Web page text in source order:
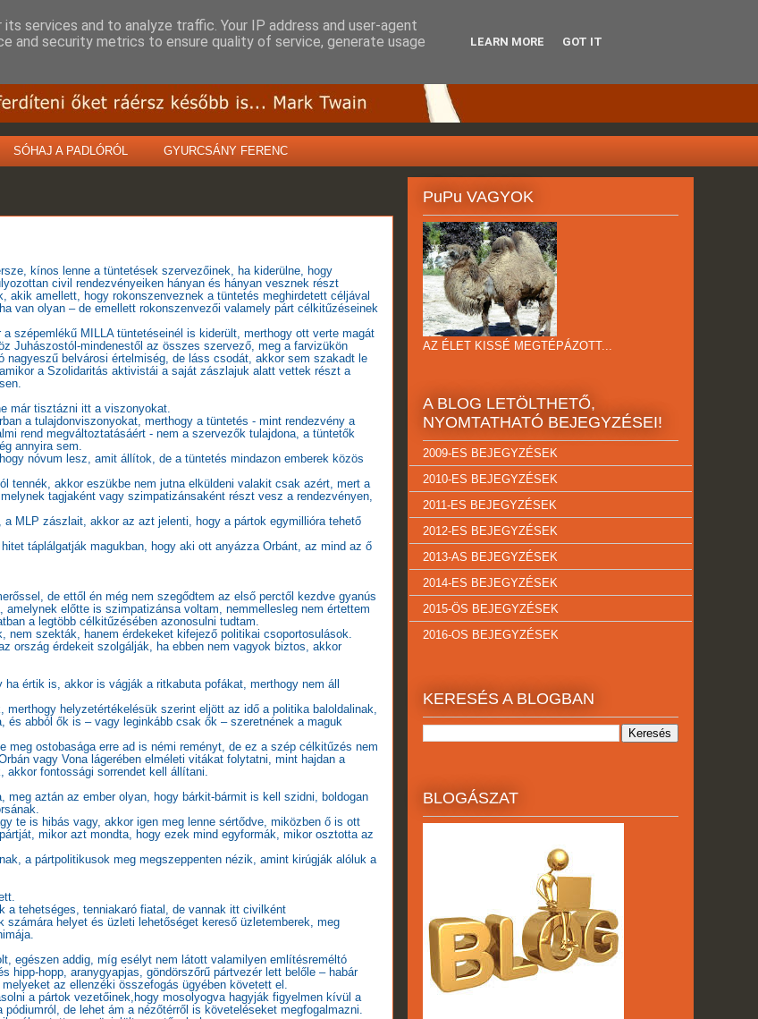
SÓHAJ A PADLÓRÓL GYURCSÁNY FERENC
kínos lenne a tüntetések szervezőinek, ha kiderülne, hogy
civil rendezvényeiken hányan és hányan vesznek részt
akik amellett, hogy rokonszenveznek a tüntetés meghirdetett céljával
van olyan – de emellett rokonszenvezői valamely párt célkitűzéseinek
a szépemlékű MILLA tüntetéseinél is kiderült, merthogy ott verte magát
Juhászostól-mindenestől az összes szervező, meg a farvizükön
nagyeszű belvárosi értelmiség, de láss csodát, akkor sem szakadt le
a Szolidaritás aktivistái a saját zászlajuk alatt vettek részt a
már tisztázni itt a viszonyokat.
a tulajdonviszonyokat, merthogy a tüntetés - mint rendezvény a
rend megváltoztatásáért - nem a szervezők tulajdona, a tüntetők
annyira sem.
nóvum lesz, amit állítok, de a tüntetés mindazon emberek közös
tennék, akkor eszükbe nem jutna elküldeni valakit csak azért, mert a
tagjaként vagy szimpatizánsaként részt vesz a rendezvényen,
MLP zászlait, akkor az azt jelenti, hogy a pártok egymillióra tehető
táplálgatják magukban, hogy aki ott anyázza Orbánt, az mind az ő
de ettől én még nem szegődtem az első perctől kezdve gyanús
előtte is szimpatizánsa voltam, nemmellesleg nem értettem
a legtöbb célkitűzésében azonosulni tudtam.
szekták, hanem érdekeket kifejező politikai csoportosulások.
ország érdekeit szolgálják, ha ebben nem vagyok biztos, akkor
értik is, akkor is vágják a ritkabuta pofákat, merthogy nem áll
helyzetértékelésük szerint eljött az idő a politika baloldalinak,
abból ők is – vagy leginkább csak ők – szeretnének a maguk
ostobasága erre ad is némi reményt, de ez a szép célkitűzés nem
vagy Vona lágerében elméleti vitákat folytatni, mint hajdan a
fontossági sorrendet kell állítani.
aztán az ember olyan, hogy bárkit-bármit is kell szidni, boldogan
te is hibás vagy, akkor igen meg lenne sértődve, miközben ő is ott
mikor azt mondta, hogy ezek mind egyformák, mikor osztotta az
a pártpolitikusok meg megszeppenten nézik, amint kirúgják alóluk a
a tehetséges, tenniakaró fiatal, de vannak itt civilként
helyet és üzleti lehetőséget kereső üzletemberek, meg
egészen addig, míg esélyt nem látott valamilyen említésreméltó
hopp, aranygyapjas, göndörszőrű pártvezér lett belőle – habár
az ellenzéki összefogás ügyében követett el.
a pártok vezetőinek,hogy mosolyogva hagyják figyelmen kívül a
de lehet ám a nézőtérről is követeléseket megfogalmazni.
PuPu VAGYOK
AZ ÉLET KISSÉ MEGTÉPÁZOTT...
A BLOG LETÖLTHETŐ,
NYOMTATHATÓ BEJEGYZÉSEI!
2009-ES BEJEGYZÉSEK
2010-ES BEJEGYZÉSEK
2011-ES BEJEGYZÉSEK
2012-ES BEJEGYZÉSEK
2013-AS BEJEGYZÉSEK
2014-ES BEJEGYZÉSEK
2015-ÖS BEJEGYZÉSEK
2016-OS BEJEGYZÉSEK
KERESÉS A BLOGBAN
BLOGÁSZAT
services and to analyze traffic. Your IP address and user-agent
and security metrics to ensure quality of service, generate usage
LEARN MORE GOT IT